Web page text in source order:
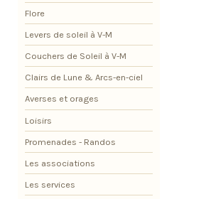
Flore
Levers de soleil à V-M
Couchers de Soleil à V-M
Clairs de Lune & Arcs-en-ciel
Averses et orages
Loisirs
Promenades - Randos
Les associations
Les services